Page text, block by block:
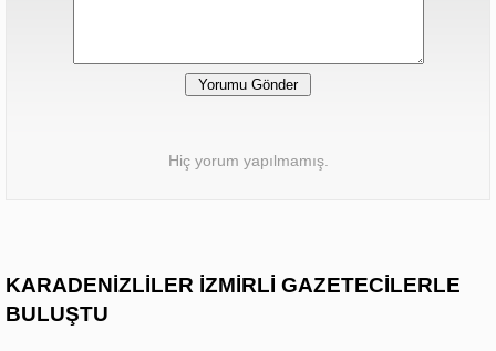
Hiç yorum yapılmamış.
KARADENİZLİLER İZMİRLİ GAZETECİLERLE
BULUŞTU